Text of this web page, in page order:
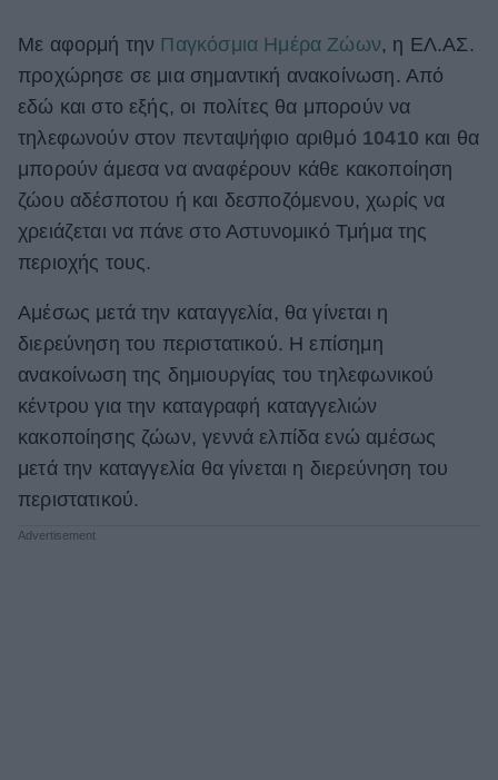
Green
Αφιερώματα
ΒΟΞ
Χωρίς Ταμπέλες
Women's Forum
Hautes Grecians
Γάμος
Με αφορμή την Παγκόσμια Ημέρα Ζώων, η ΕΛ.ΑΣ.
προχώρησε σε μια σημαντική ανακοίνωση. Από
εδώ και στο εξής, οι πολίτες θα μπορούν να
τηλεφωνούν στον πενταψήφιο αριθμό 10410 και θα
μπορούν άμεσα να αναφέρουν κάθε κακοποίηση
ζώου αδέσποτου ή και δεσποζόμενου, χωρίς να
χρειάζεται να πάνε στο Αστυνομικό Τμήμα της
περιοχής τους.
Αμέσως μετά την καταγγελία, θα γίνεται η
διερεύνηση του περιστατικού. Η επίσημη
ανακοίνωση της δημιουργίας του τηλεφωνικού
κέντρου για την καταγραφή καταγγελιών
κακοποίησης ζώων, γεννά ελπίδα ενώ αμέσως
μετά την καταγγελία θα γίνεται η διερεύνηση του
περιστατικού.